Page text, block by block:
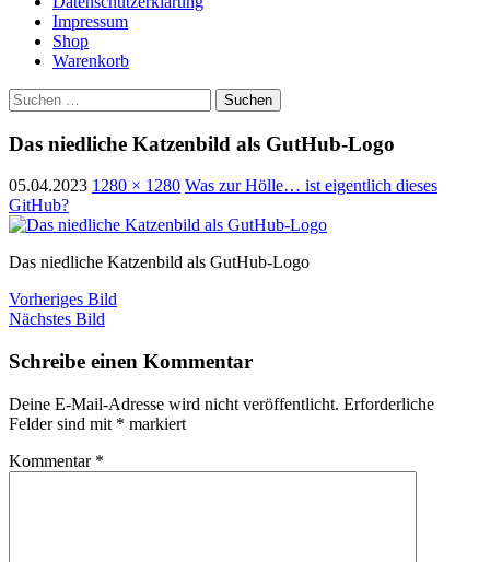
Impressum
Shop
Warenkorb
Suchen
nach:
Das niedliche Katzenbild als GutHub-Logo
05.04.2023 1280 × 1280 Was zur Hölle… ist eigentlich dieses
GitHub?
Das niedliche Katzenbild als GutHub-Logo
Vorheriges Bild
Nächstes Bild
Schreibe einen Kommentar
Deine E-Mail-Adresse wird nicht veröffentlicht. Erforderliche
Felder sind mit * markiert
Kommentar *